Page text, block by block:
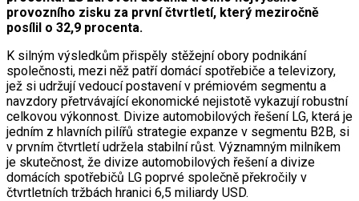
provozního zisku za první čtvrtletí, který meziročně
posílil o 32,9 procenta.
K silným výsledkům přispěly stěžejní obory podnikání
společnosti, mezi něž patří domácí spotřebiče a televizory,
jež si udržují vedoucí postavení v prémiovém segmentu a
navzdory přetrvávající ekonomické nejistotě vykazují robustní
celkovou výkonnost. Divize automobilových řešení LG, která je
jedním z hlavních pilířů strategie expanze v segmentu B2B, si
v prvním čtvrtletí udržela stabilní růst. Významným milníkem
je skutečnost, že divize automobilových řešení a divize
domácích spotřebičů LG poprvé společně překročily v
čtvrtletních tržbách hranici 6,5 miliardy USD.